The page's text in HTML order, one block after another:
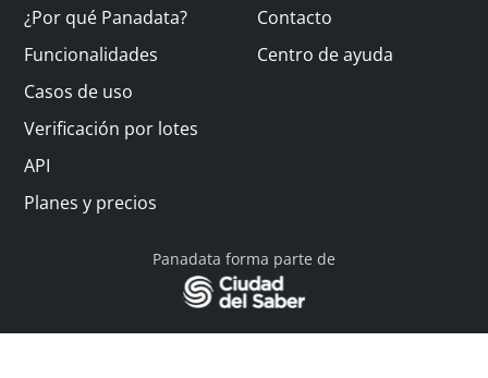
¿Por qué Panadata?
Funcionalidades
Casos de uso
Verificación por lotes
API
Planes y precios
Contacto
Centro de ayuda
Panadata forma parte de